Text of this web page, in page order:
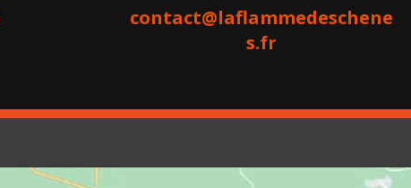
contact@laflammedeschene
s.fr